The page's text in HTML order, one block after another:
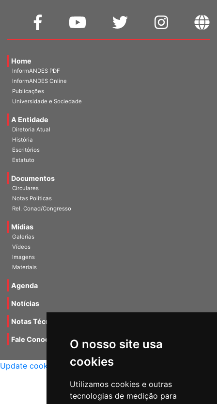
O nosso site usa
cookies
Utilizamos cookies e outras
tecnologias de medição para
Home
InformANDES PDF
InformANDES Online
Publicações
Universidade e Sociedade
A Entidade
Diretoria Atual
História
Escritórios
Estatuto
Documentos
Circulares
Notas Políticas
Rel. Conad/Congresso
Mídias
Galerias
Vídeos
Imagens
Materiais
Agenda
Notícias
Notas Técnicas
Fale Conocsco
Update cookies preferences